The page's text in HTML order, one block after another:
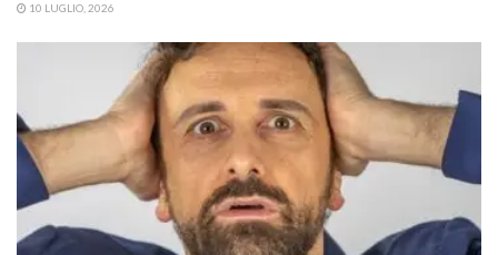
10 LUGLIO, 2026